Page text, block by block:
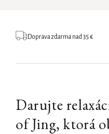
Doprava zdarma nad 35 €
Darujte
of Jing, ktorá